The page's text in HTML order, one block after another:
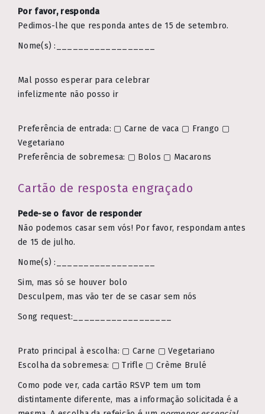
Por favor, responda
Pedimos-lhe que responda antes de 15 de setembro.
Nome(s) :__________________
Mal posso esperar para celebrar
infelizmente não posso ir
Preferência de entrada: ▢ Carne de vaca ▢ Frango ▢
Vegetariano
Preferência de sobremesa: ▢ Bolos ▢ Macarons
Cartão de resposta engraçado
Pede-se o favor de responder
Não podemos casar sem vós! Por favor, respondam antes
de 15 de julho.
Nome(s) :__________________
Sim, mas só se houver bolo
Desculpem, mas vão ter de se casar sem nós
Song request:__________________
Prato principal à escolha: ▢ Carne ▢ Vegetariano
Escolha da sobremesa: ▢ Trifle ▢ Crème Brulé
Como pode ver, cada cartão RSVP tem um tom
distintamente diferente, mas a informação solicitada é a